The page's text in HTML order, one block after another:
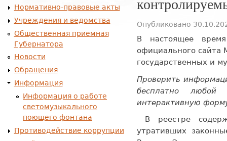
Опубликовано
В настоящее
официального сайта
государственных и
Проверить
бесплатно любой
интерактивную
В реестре
утративших
Нормативно-правовые акты
Учреждения и ведомства
Общественная приемная
Губернатора
Новости
Обращения
Информация
Информация о работе
светомузыкального
поющего фонтана
Противодействие коррупции